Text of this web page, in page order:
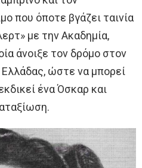
που όποτε βγάζει ταινία
με την Ακαδημία,
άνοιξε τον δρόμο στον
ώστε να μπορεί
ένα Όσκαρ και